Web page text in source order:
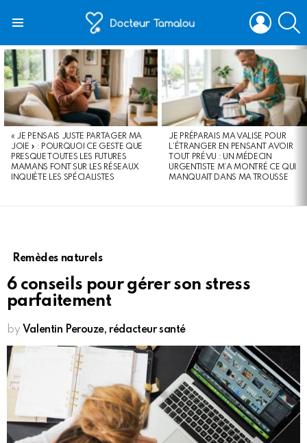
LOGIN
LATEST
STORIES
« JE PENSAIS JUSTE PARTAGER MA
JOIE » : POURQUOI CE GESTE QUE
PRESQUE TOUTES LES FUTURES
MAMANS FONT SUR LES RÉSEAUX
INQUIÈTE LES SPÉCIALISTES
JE PRÉPARAIS MA VALISE POUR
L’ÉTRANGER EN PENSANT AVOIR
TOUT PRÉVU : UN MÉDECIN
URGENTISTE M’A MONTRÉ CE QUI
MANQUAIT DANS MA TROUSSE
Remèdes naturels
6 conseils pour gérer son stress
parfaitement
by Valentin Perouze, rédacteur santé